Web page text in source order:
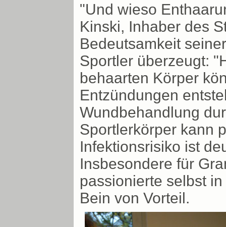
"Und wieso
Kinski, Inhaber des
Bedeutsamkeit
Sportler überzeugt:
behaarten Körper
Entzündungen
Wundbehandlung
Sportlerkörper kann
Infektionsrisiko ist
Insbesondere für
passionierte selbst
Bein von Vorteil.